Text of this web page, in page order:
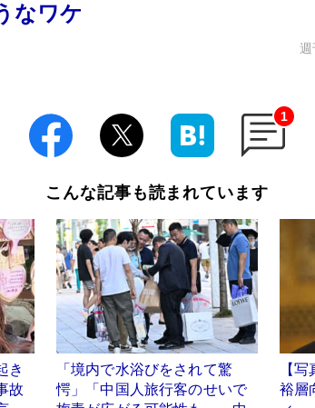
なワケ
1
こんな記事も読まれています
き
故
「境内で水浴びをされて驚
愕」「中国人旅行客のせいで
【
裕層